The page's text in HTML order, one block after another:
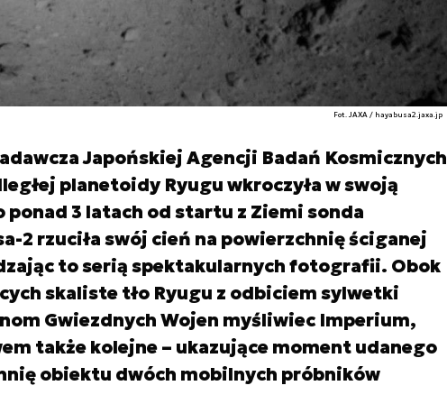
Fot. JAXA / hayabusa2.jaxa.jp
Japońskiej Agencji Badań Kosmicznych
planetoidy Ryugu wkroczyła w swoją
ponad 3 latach od startu z Ziemi sonda
2 rzuciła swój cień na powierzchnię ściganej
to serią spektakularnych fotografii. Obok
skaliste tło Ryugu z odbiciem sylwetki
Gwiezdnych Wojen myśliwiec Imperium,
także kolejne – ukazujące moment udanego
obiektu dwóch mobilnych próbników